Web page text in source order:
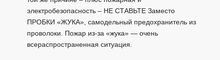
электробезопасность – НЕ СТАВЬТЕ Заместо
ПРОБКИ «ЖУКА», самодельный предохранитель из
проволоки. Пожар из-за «жука» — очень
всераспространенная ситуация.